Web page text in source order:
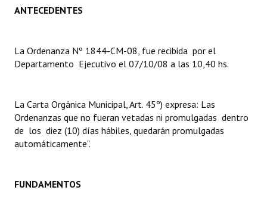
Organigrama
Informes de Gestión
Dictámenes Asesoría Letrada
Actas de Sesión
Ejecución Presupuestaria
ANTECEDENTES
La Ordenanza Nº 1844-CM-08, fue recibida por el
Departamento Ejecutivo el 07/10/08 a las 10,40 hs.
La Carta Orgánica Municipal, Art. 45º) expresa: Las
Ordenanzas que no fueran vetadas ni promulgadas dentro
de los diez (10) días hábiles, quedarán promulgadas
automáticamente".
FUNDAMENTOS